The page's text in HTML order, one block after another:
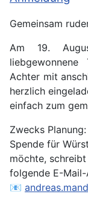
Gemeinsam
Am 19.
liebgewonnene
Achter mit
herzlich
einfach zum
Zwecks
Spende für
möchte,
folgende E-Mail-
📧